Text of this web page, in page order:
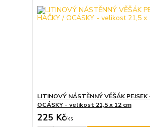
LITINOVÝ NÁSTĚNNÝ VĚŠÁK PEJSEK
OCÁSKY - velikost 21,5 x 12 cm
225 Kč/ks